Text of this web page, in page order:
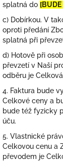
splatná do
c) Dobírkou. V
oproti předání
splatná při
d) Hotově při
převzetí v Naší
odběru je
4. Faktura bude
Celkové ceny a
bude též fyzicky
úču.
5. Vlastnické
Celkovou cenu a
převodem je